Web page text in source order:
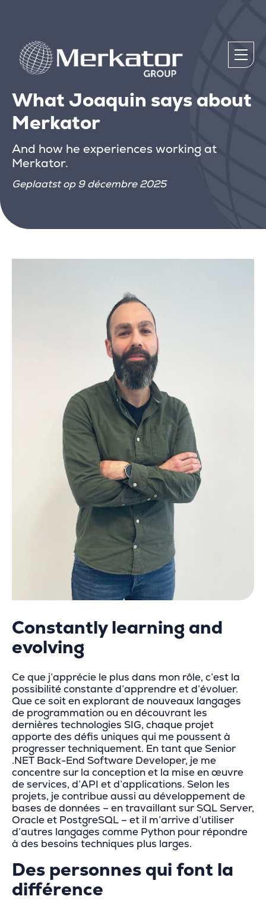
What Joaquin says about
Merkator
And how he experiences working at
Merkator.
Geplaatst op 9 décembre 2025
Constantly learning and
evolving
Ce que j’apprécie le plus dans mon rôle, c’est la
possibilité constante d’apprendre et d’évoluer.
Que ce soit en explorant de nouveaux langages
de programmation ou en découvrant les
dernières technologies SIG, chaque projet
apporte des défis uniques qui me poussent à
progresser techniquement. En tant que Senior
.NET Back-End Software Developer, je me
concentre sur la conception et la mise en œuvre
de services, d’API et d’applications. Selon les
projets, je contribue aussi au développement de
bases de données – en travaillant sur SQL Server,
Oracle et PostgreSQL – et il m’arrive d’utiliser
d’autres langages comme Python pour répondre
à des besoins techniques plus larges.
Des personnes qui font la
différence